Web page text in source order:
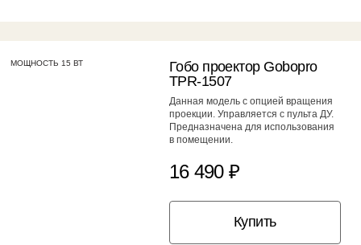
МОЩНОСТЬ 15 ВТ
Гобо проектор Gobopro
TPR-1507
Данная модель с опцией вращения
проекции. Управляется с пульта ДУ.
Предназначена для использования
в помещении.
16 490 ₽
Купить